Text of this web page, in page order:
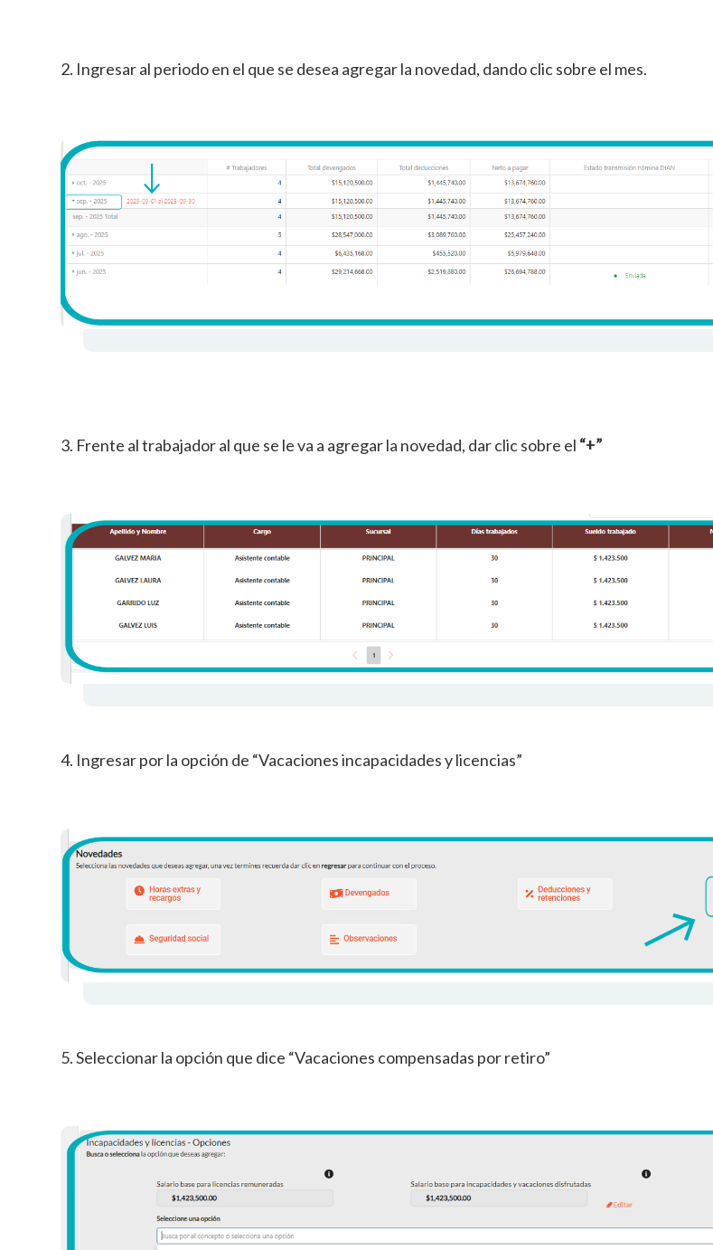
2. Ingresar al periodo en el que se desea agregar la novedad, dando clic sobre el mes.
3. Frente al trabajador al que se le va a agregar la novedad, dar clic sobre el “+”
4. Ingresar por la opción de “Vacaciones incapacidades y licencias”
5. Seleccionar la opción que dice “Vacaciones compensadas por retiro”